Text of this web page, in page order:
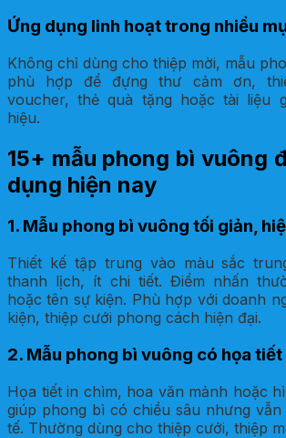
Ứng dụng linh hoạt trong nhiều
Không chỉ dùng cho thiệp mời, mẫu
phù hợp để đựng thư cảm ơn,
voucher, thẻ quà tặng hoặc tài liệu
hiệu.
15+ mẫu phong bì vuông
dụng hiện nay
1. Mẫu phong bì vuông tối giản,
Thiết kế tập trung vào màu sắc
thanh lịch, ít chi tiết. Điểm nhấn
hoặc tên sự kiện. Phù hợp với doanh
kiện, thiệp cưới phong cách hiện đại.
2. Mẫu phong bì vuông có họa tiết
Họa tiết in chìm, hoa văn mảnh hoặc
giúp phong bì có chiều sâu nhưng
tế. Thường dùng cho thiệp cưới, thiệp